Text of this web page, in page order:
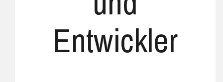
Entwickler